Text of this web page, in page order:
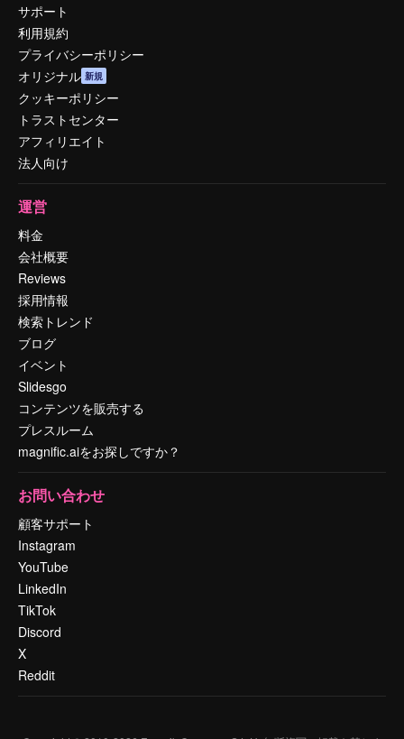
サポート
利用規約
プライバシーポリシー
オリジナル 新規
クッキーポリシー
トラストセンター
アフィリエイト
法人向け
運営
料金
会社概要
Reviews
採用情報
検索トレンド
ブログ
イベント
Slidesgo
コンテンツを販売する
プレスルーム
magnific.aiをお探しですか？
お問い合わせ
顧客サポート
Instagram
YouTube
LinkedIn
TikTok
Discord
X
Reddit